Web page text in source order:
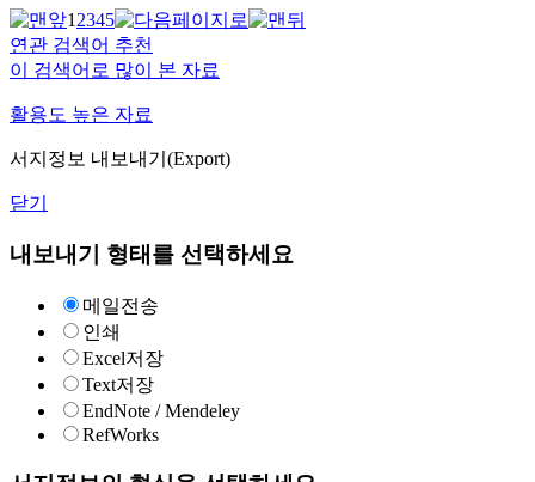
12345
연관 검색어 추천
이 검색어로 많이 본 자료
활용도 높은 자료
서지정보 내보내기(Export)
닫기
내보내기 형태를 선택하세요
메일전송
인쇄
Excel저장
Text저장
EndNote / Mendeley
RefWorks